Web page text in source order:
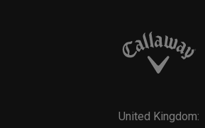
United Kingdom: